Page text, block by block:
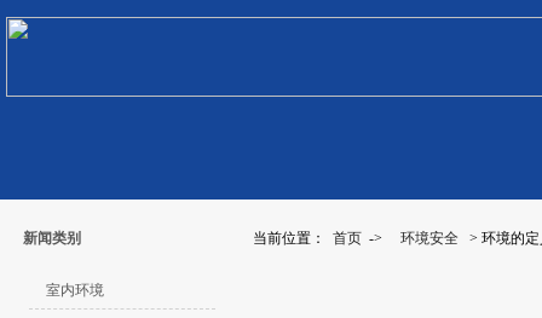
新闻类别 当前位置： 首页 -> 环境安全 > 环境的
室内环境